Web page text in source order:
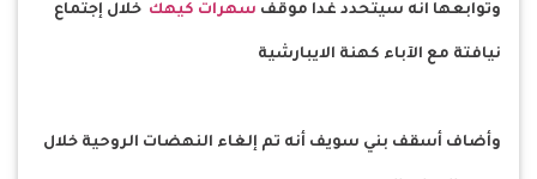
وتوابعها انه سيتحدد غدا موقف سهرات كيهك خلال إجتماع
نيافتة مع الآباء كهنة الايبارشية
وأضاف أسقف بني سويف أنه تم إلغاء النهضات الروحية خلال